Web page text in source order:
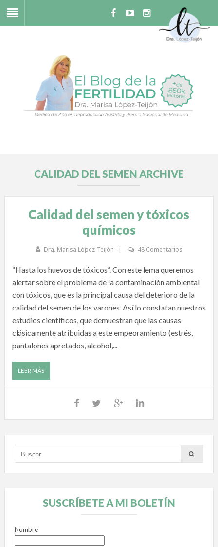
CALIDAD DEL SEMEN ARCHIVE
Calidad del semen y tóxicos
químicos
Dra. Marisa López-Teijón 48 Comentarios
“Hasta los huevos de tóxicos”. Con este lema queremos
alertar sobre el problema de la contaminación ambiental
con tóxicos, que es la principal causa del deterioro de la
calidad del semen de los varones. Así lo constatan nuestros
estudios científicos, que demuestran que las causas
clásicamente atribuidas a este empeoramiento (estrés,
pantalones apretados, alcohol,...
LEER MÁS
SUSCRÍBETE A MI BOLETÍN
Nombre